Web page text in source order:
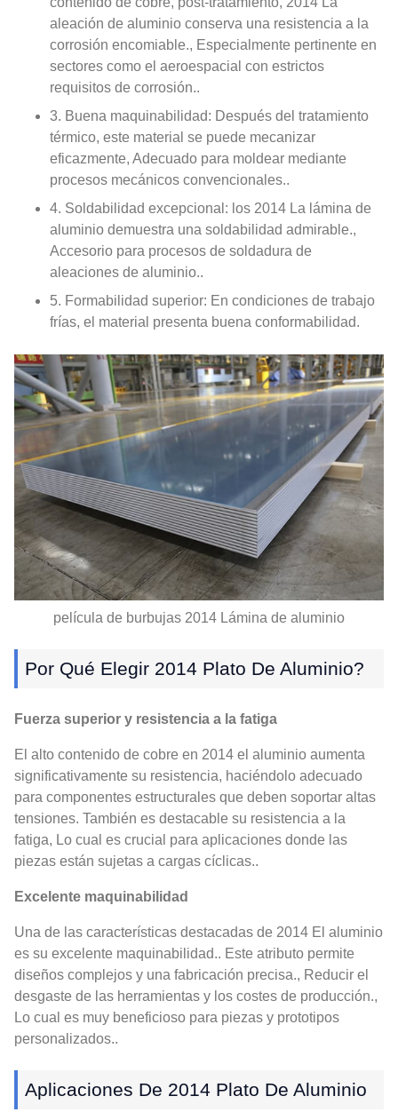
aleación de aluminio conserva una resistencia a la
corrosión encomiable., Especialmente pertinente en
sectores como el aeroespacial con estrictos
requisitos de corrosión..
3. Buena maquinabilidad: Después del tratamiento
térmico, este material se puede mecanizar
eficazmente, Adecuado para moldear mediante
procesos mecánicos convencionales..
4. Soldabilidad excepcional: los 2014 La lámina de
aluminio demuestra una soldabilidad admirable.,
Accesorio para procesos de soldadura de
aleaciones de aluminio..
5. Formabilidad superior: En condiciones de trabajo
frías, el material presenta buena conformabilidad.
película de burbujas 2014 Lámina de aluminio
Por Qué Elegir 2014 Plato De Aluminio?
Fuerza superior y resistencia a la fatiga
El alto contenido de cobre en 2014 el aluminio aumenta
significativamente su resistencia, haciéndolo adecuado
para componentes estructurales que deben soportar altas
tensiones. También es destacable su resistencia a la
fatiga, Lo cual es crucial para aplicaciones donde las
piezas están sujetas a cargas cíclicas..
Excelente maquinabilidad
Una de las características destacadas de 2014 El aluminio
es su excelente maquinabilidad.. Este atributo permite
diseños complejos y una fabricación precisa., Reducir el
desgaste de las herramientas y los costes de producción.,
Lo cual es muy beneficioso para piezas y prototipos
personalizados..
Aplicaciones De 2014 Plato De Aluminio